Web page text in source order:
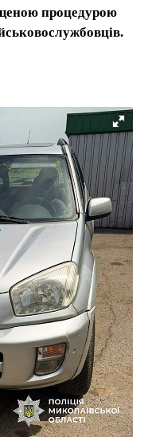
процедурою